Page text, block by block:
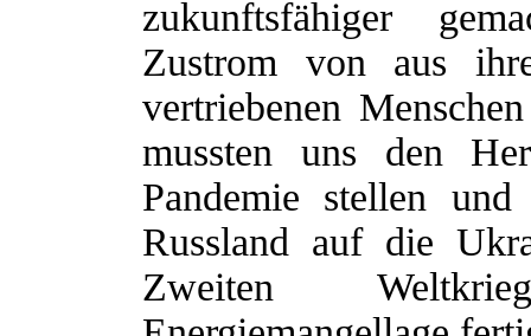
zukunftsfähiger
Zustrom von aus
vertriebenen
mussten uns den
Pandemie stellen
Russland auf die
Zweiten